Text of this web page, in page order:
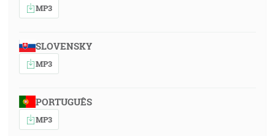
MP3
SLOVENSKY
MP3
PORTUGUÊS
MP3